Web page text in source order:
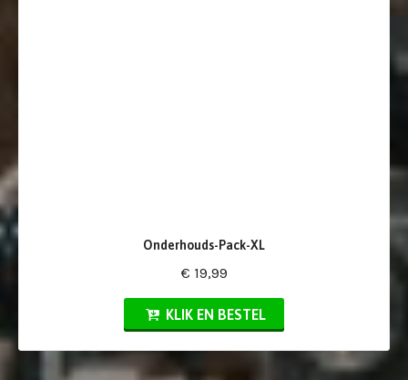
Onderhouds-Pack-XL
€ 19,99
KLIK EN BESTEL